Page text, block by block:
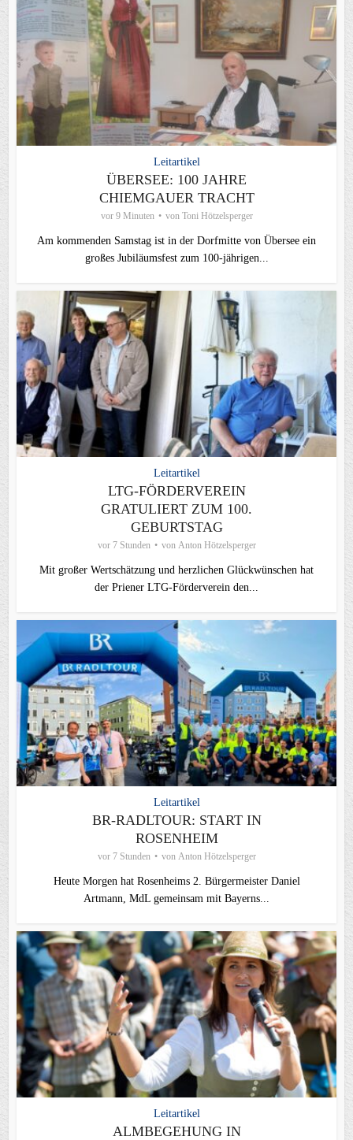
Leitartikel
ÜBERSEE: 100 JAHRE
CHIEMGAUER TRACHT
vor 9 Minuten von Toni Hötzelsperger
Am kommenden Samstag ist in der Dorfmitte von Übersee ein
großes Jubiläumsfest zum 100-jährigen...
Leitartikel
LTG-FÖRDERVEREIN
GRATULIERT ZUM 100.
GEBURTSTAG
vor 7 Stunden von Anton Hötzelsperger
Mit großer Wertschätzung und herzlichen Glückwünschen hat
der Priener LTG‑Förderverein den...
Leitartikel
BR-RADLTOUR: START IN
ROSENHEIM
vor 7 Stunden von Anton Hötzelsperger
Heute Morgen hat Rosenheims 2. Bürgermeister Daniel
Artmann, MdL gemeinsam mit Bayerns...
Leitartikel
ALMBEGEHUNG IN